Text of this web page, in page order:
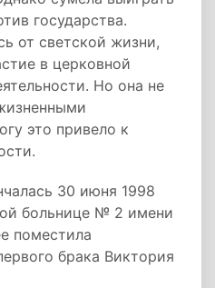
государства.
от светской жизни,
в церковной
Но она не
это привело к
30 июня 1998
больнице № 2 имени
поместила
брака Виктория